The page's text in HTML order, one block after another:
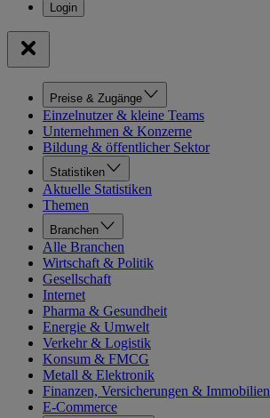
Preise & Zugänge
Einzelnutzer & kleine Teams
Unternehmen & Konzerne
Bildung & öffentlicher Sektor
Statistiken
Aktuelle Statistiken
Themen
Branchen
Alle Branchen
Wirtschaft & Politik
Gesellschaft
Internet
Pharma & Gesundheit
Energie & Umwelt
Verkehr & Logistik
Konsum & FMCG
Metall & Elektronik
Finanzen, Versicherungen & Immobilien
E-Commerce